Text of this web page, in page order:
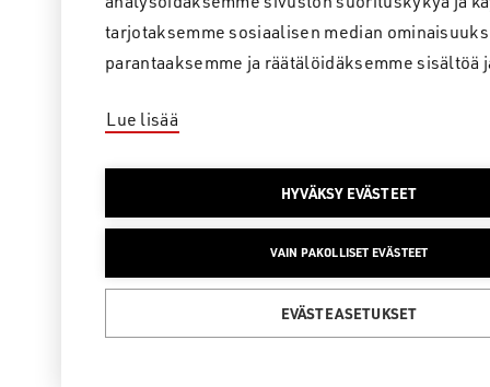
tarjotaksemme sosiaalisen median
parantaaksemme ja räätälöidäksemme sisältöä
Lue lisää
HYVÄKSY EVÄSTEET
VAIN PAKOLLISET EVÄSTEET
EVÄSTEASETUKSET